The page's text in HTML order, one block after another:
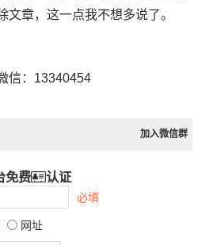
文章，这一点我不想多说了。
信：13340454
加入微信群
免费 认证
必填
网址